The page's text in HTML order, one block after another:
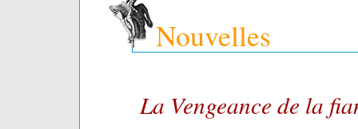
Nouvelles
La Vengeance de la